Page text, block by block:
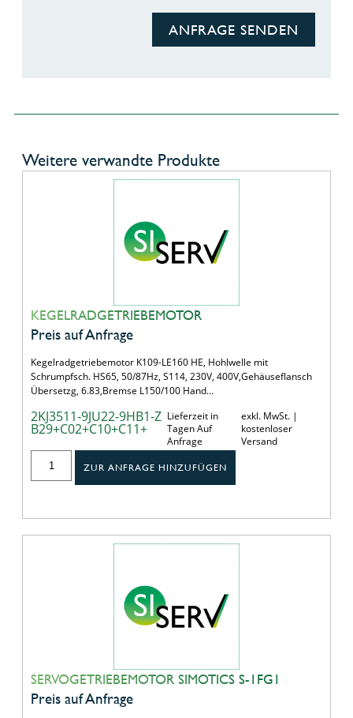
ANFRAGE SENDEN
Weitere verwandte Produkte
KEGELRADGETRIEBEMOTOR
Preis auf Anfrage
Kegelradgetriebemotor K109-LE160 HE, Hohlwelle mit
Schrumpfsch. HS65, 50/87Hz, S114, 230V, 400V,Gehäuseflansch
Übersetzg, 6.83,Bremse L150/100 Hand…
2KJ3511-9JU22-9HB1-Z
B29+C02+C10+C11+
Lieferzeit in
Tagen Auf
Anfrage
exkl. MwSt. |
kostenloser
Versand
ZUR ANFRAGE HINZUFÜGEN
SERVOGETRIEBEMOTOR SIMOTICS S-1FG1
Preis auf Anfrage